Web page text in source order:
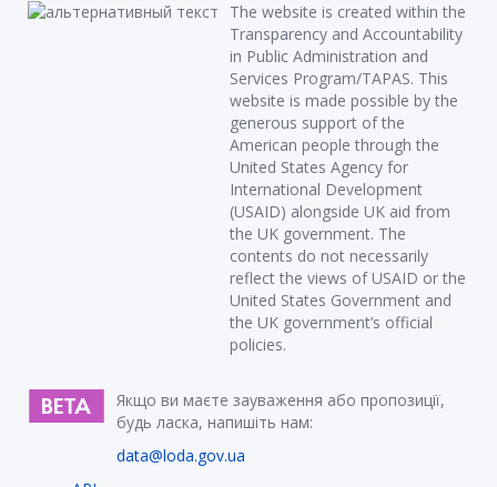
The website is created within the
Transparency and Accountability
in Public Administration and
Services Program/TAPAS. This
website is made possible by the
generous support of the
American people through the
United States Agency for
International Development
(USAID) alongside UK aid from
the UK government. The
contents do not necessarily
reflect the views of USAID or the
United States Government and
the UK government’s official
policies.
Якщо ви маєте зауваження або пропозиції,
будь ласка, напишіть нам:
data@loda.gov.ua